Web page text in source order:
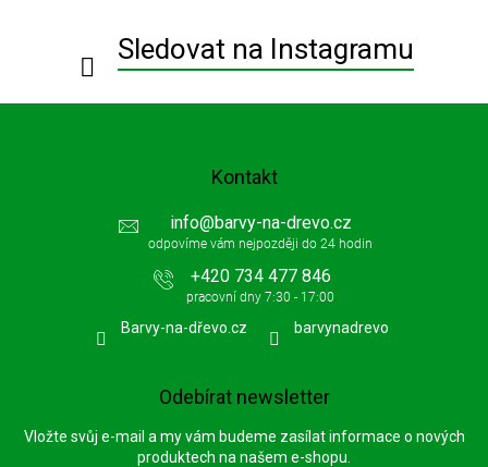
Sledovat na Instagramu
Kontakt
info@barvy-na-drevo.cz
+420 734 477 846
Barvy-na-dřevo.cz barvynadrevo
Odebírat newsletter
Vložte svůj e-mail a my vám budeme zasílat informace o nových
produktech na našem e-shopu.